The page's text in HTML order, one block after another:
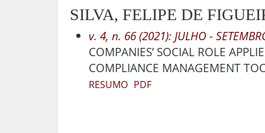
SILVA, FELIPE DE
v. 4, n. 66 (2021): JULHO -
COMPANIES’ SOCIAL ROLE
COMPLIANCE MANAGEMENT
RESUMO PDF